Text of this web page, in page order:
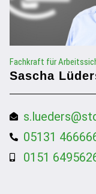
Fachkraft für
Sascha
05131
0151